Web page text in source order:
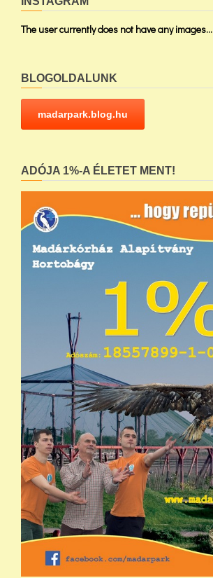
The user currently does not have any images...
BLOGOLDALUNK
madarpark.blog.hu
ADÓJA 1%-A ÉLETET MENT!